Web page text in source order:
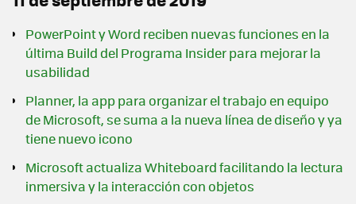
PowerPoint y Word reciben nuevas funciones en la
última Build del Programa Insider para mejorar la
usabilidad
Planner, la app para organizar el trabajo en equipo
de Microsoft, se suma a la nueva línea de diseño y ya
tiene nuevo icono
Microsoft actualiza Whiteboard facilitando la lectura
inmersiva y la interacción con objetos